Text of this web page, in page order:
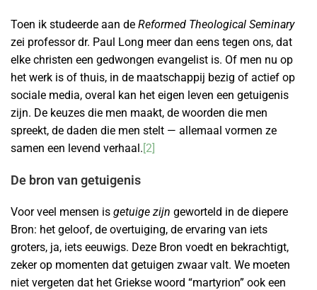
Toen ik studeerde aan de Reformed Theological Seminary
zei professor dr. Paul Long meer dan eens tegen ons, dat
elke christen een gedwongen evangelist is. Of men nu op
het werk is of thuis, in de maatschappij bezig of actief op
sociale media, overal kan het eigen leven een getuigenis
zijn. De keuzes die men maakt, de woorden die men
spreekt, de daden die men stelt — allemaal vormen ze
samen een levend verhaal.[2]
De bron van getuigenis
Voor veel mensen is getuige zijn geworteld in de diepere
Bron: het geloof, de overtuiging, de ervaring van iets
groters, ja, iets eeuwigs. Deze Bron voedt en bekrachtigt,
zeker op momenten dat getuigen zwaar valt. We moeten
niet vergeten dat het Griekse woord “martyrion” ook een